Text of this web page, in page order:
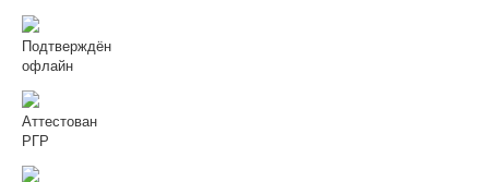
Подтверждён
офлайн
Аттестован
РГР